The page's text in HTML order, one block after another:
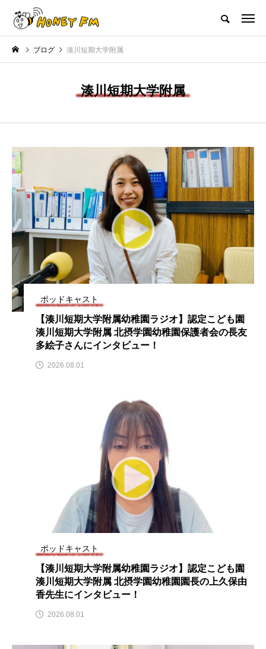
ハニーエフエム｜地域・人にフォーカスし発信するウェブラジオ局
HOME ハニーFMの紹介
NEW POST
最終回【JAZZ Bar cozy】3月7
日（木）今回はビル・エヴァン
ス リバーサイド4部作を特集し
ました！
2024.03.07
【マイスイートガーデン】7月
日（火）配信 庭づくりは曲線
意識しています 三田グリーン
ットの山本さん
2026.07.14
TAG LIST
1975年のケルン・コンサート
2025年 2025年度
2026年度 20周年
4年生 6年生 6月号
accototo BAD GENIUS
CONCLAVE
DEPARTURES FACES PLACES globe
ブログ 湊川短期大学附属
湊川短期大学附属
ポッドキャスト
【湊川短期大学附属幼稚園ラジオ】認定こども園
湊川短期大学附属 北摂学園幼稚園保護者会の長友
多絵子さんにインタビュー！
2026.08.01
ポッドキャスト
【湊川短期大学附属幼稚園ラジオ】認定こども園
湊川短期大学附属 北摂学園幼稚園園長の上久保由
香先生にインタビュー！
2026.08.01